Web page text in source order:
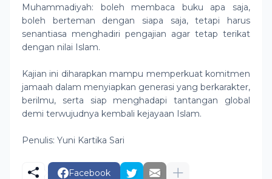
Muhammadiyah: boleh membaca buku apa saja,
boleh berteman dengan siapa saja, tetapi harus
senantiasa menghadiri pengajian agar tetap terikat
dengan nilai Islam.
Kajian ini diharapkan mampu memperkuat komitmen
jamaah dalam menyiapkan generasi yang berkarakter,
berilmu, serta siap menghadapi tantangan global
demi terwujudnya kembali kejayaan Islam.
Penulis: Yuni Kartika Sari
Facebook